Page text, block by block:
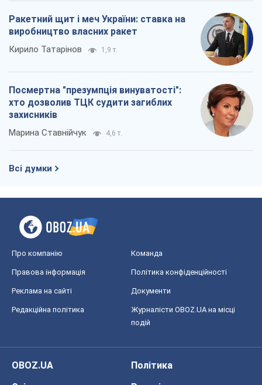
Ракетний щит і меч України: ставка на
виробництво власних ракет
Кирило Татарінов 1,9 т.
Посмертна "презумпція винуватості":
хто дозволив ТЦК судити загиблих
захисників
Марина Ставнійчук 4,6 т.
Всі думки
Про компанію Команда
Правова інформація Політика конфіденційності
Реклама на сайті Документи
Редакційна політика
Журналісти OBOZ.UA на місці
подій
OBOZ.UA
Політика